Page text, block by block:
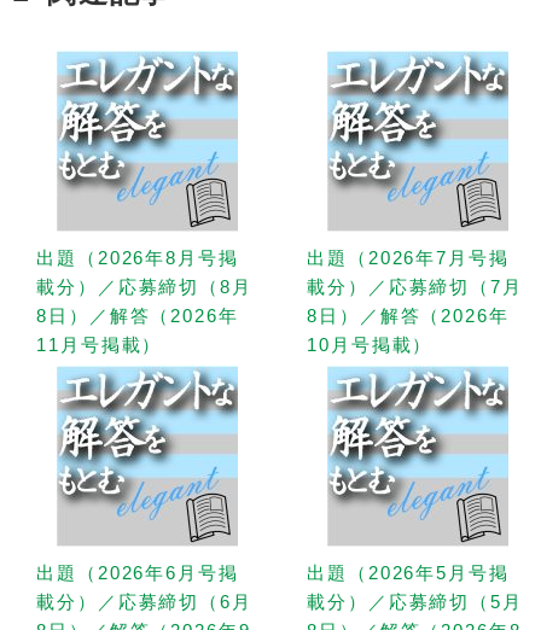
出題（2026年8月号掲
載分）／応募締切（8月
8日）／解答（2026年
11月号掲載）
出題（2026年7月号掲
載分）／応募締切（7月
8日）／解答（2026年
10月号掲載）
出題（2026年6月号掲
載分）／応募締切（6月
出題（2026年5月号掲
載分）／応募締切（5月